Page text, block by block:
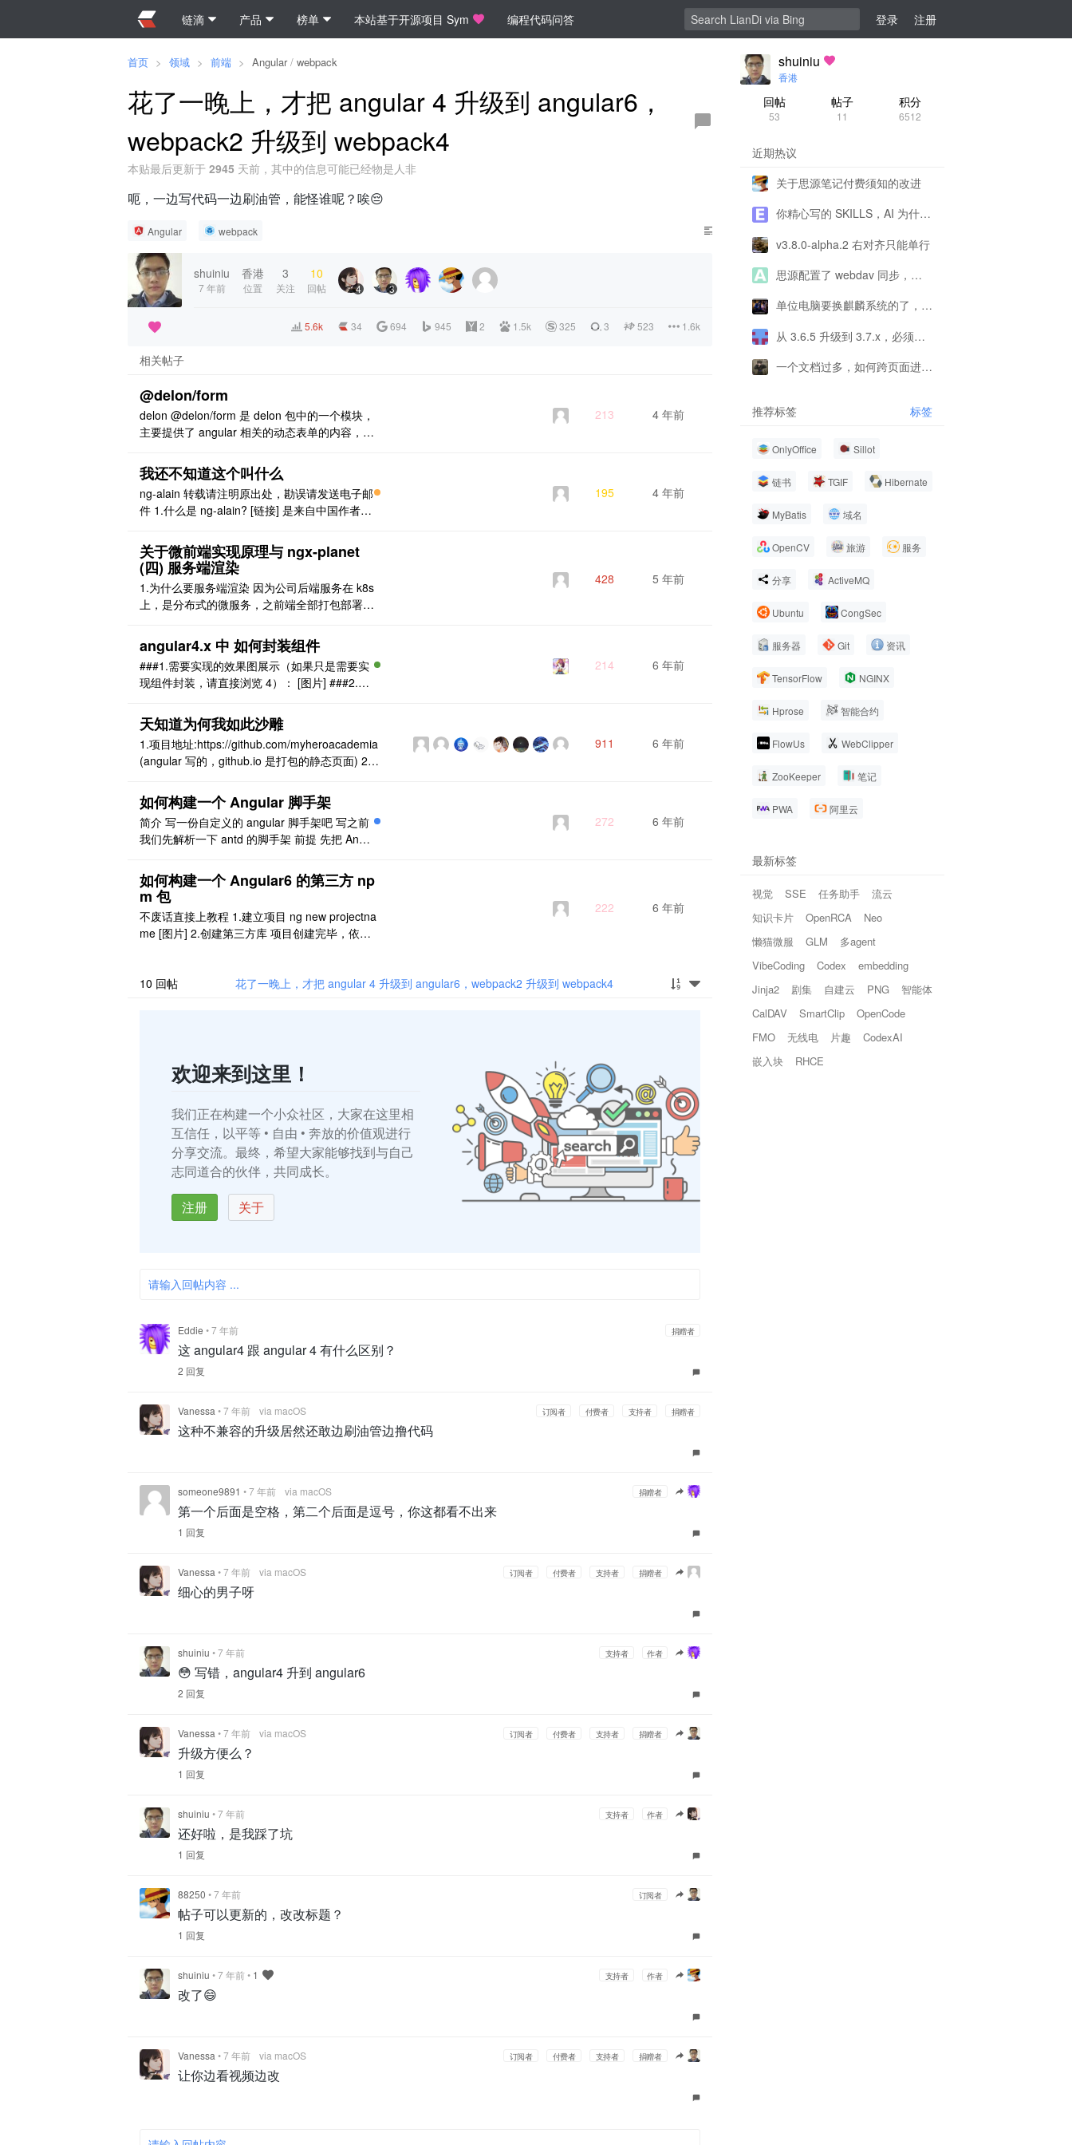
链滴 产品 榜单 本站基于开源项目 Sym 编程代码问答 登录 注册
首页 > 领域 > 前端 > Angular/ webpack
花了一晚上，才把 angular 4 升级到 angular6，
webpack2 升级到 webpack4
本贴最后更新于 2945 天前，其中的信息可能已经物是人非
呃，一边写代码一边刷油管，能怪谁呢？唉😔
Angular webpack
shuiniu
7 年前
香港
位置
3
关注
10
回帖 4 3
5.6k 34 694 945 2 1.5k 325 3 523 1.6k
相关帖子
@delon/form
delon @delon/form 是 delon 包中的一个模块，
主要提供了 angular 相关的动态表单的内容，这
FComponent 开始 1-3 定义了一个模版 唯一标识
符为 con，后面使用了 nz-form 这是 ng-zorro 封
装下的 angu ..
213 4 年前
我还不知道这个叫什么
ng-alain 转载请注明原出处，勘误请发送电子邮
件 1.什么是 ng-alain? [链接] 是来自中国作者
决方案脚手架，秉承 Ant Design 的设计价值
观，让 Angular 快速落地于企业生产实践中的
一个高集成性框架。 其中提供了非常丰富的功
能诸如 Dyna ..
195 4 年前
关于微前端实现原理与 ngx-planet
(四) 服务端渲染
1.为什么要服务端渲染 因为公司后端服务在 k8s
上，是分布式的微服务，之前端全部打包部署在
用商店的话，nginx 前端这部分无法处理，包括
灰度部署，CI 等，全部都只能做到接口级别的处
理，并不能连带静态资源文件一起处理，所以基
于分布式的前端整改迫在眉睫。 ..
428 5 年前
angular4.x 中 如何封装组件
###1.需要实现的效果图展示（如果只是需要实
现组件封装，请直接浏览 4）： [图片] ###2.组
一些其他的语言或者桌面程序等，都具有组件化
的先例。确切的说，只要有 UI 层的展示，就必
定有可以组件化的地方。简单来说，组件就是将
一段 UI 样式和其对应的功能作为独立的整体去
214 6 年前
天知道为何我如此沙雕
1.项目地址:https://github.com/myheroacademia
(angular 写的，github.io 是打包的静态页面) 2.
myheroacademia.github.io/#/herolist/myheroac
ademia 4.数 ..
911 6 年前
如何构建一个 Angular 脚手架
简介 写一份自定义的 angular 脚手架吧 写之前
我们先解析一下 antd 的脚手架 前提 先把 Angul
ction 等基础 antd 脚手架 克隆项目 git clone htt
ps://github.com/NG-ZORRO/ng-zorro-an ..
272 6 年前
如何构建一个 Angular6 的第三方 np
m 包
不废话直接上教程 1.建立项目 ng new projectna
me [图片] 2.创建第三方库 项目创建完毕，依赖
d projectname ng g library lib ..
222 6 年前
10 回帖 花了一晚上，才把 angular 4 升级到 angular6，webpack2 升级到 webpack4
欢迎来到这里！
我们正在构建一个小众社区，大家在这里相
互信任，以平等 • 自由 • 奔放的价值观进行
分享交流。最终，希望大家能够找到与自己
志同道合的伙伴，共同成长。
注册
关于
请输入回帖内容 ...
Eddie •7 年前 捐赠者
这 angular4 跟 angular 4 有什么区别？
2 回复
Vanessa•7 年前 via macOS 订阅者 付费者 支持者 捐赠者
这种不兼容的升级居然还敢边刷油管边撸代码
someone9891 •7 年前 via macOS 捐赠者
第一个后面是空格，第二个后面是逗号，你这都看不出来
1 回复
Vanessa•7 年前 via macOS 订阅者 付费者 支持者 捐赠者
细心的男子呀
shuiniu •7 年前 支持者 作者
😳 写错，angular4 升到 angular6
2 回复
Vanessa•7 年前 via macOS 订阅者 付费者 支持者 捐赠者
升级方便么？
1 回复
shuiniu •7 年前 支持者 作者
还好啦，是我踩了坑
1 回复
88250 •7 年前 订阅者
帖子可以更新的，改改标题？
1 回复
shuiniu •7 年前• 1 支持者 作者
改了😄
Vanessa•7 年前 via macOS 订阅者 付费者 支持者 捐赠者
让你边看视频边改
shuiniu
香港
回帖
53
帖子
11
积分
6512
近期热议
关于思源笔记付费须知的改进
你精心写的 SKILLS，AI 为什么不用、错用？
v3.8.0-alpha.2 右对齐只能单行
思源配置了 webdav 同步，为什么一直提示配置有问题呀？
单位电脑要换麒麟系统的了，思源还能用了吗？
从 3.6.5 升级到 3.7.x，必须所有终端，包括移动端都同步升级吗？
一个文档过多，如何跨页面进行复制
推荐标签 标签
OnlyOffice Sillot
链书 TGIF Hibernate
MyBatis 域名
OpenCV 旅游 服务
分享 ActiveMQ
Ubuntu CongSec
服务器 Git 资讯
TensorFlow NGINX
Hprose 智能合约
FlowUs WebClipper
ZooKeeper 笔记
PWA 阿里云
最新标签
视觉 SSE 任务助手
流云
知识卡片
OpenRCA
Neo
懒猫微服
GLM
多agent
VibeCoding
Codex
embedding
Jinja2
剧集 自建云 PNG
智能体
CalDAV
SmartClip
OpenCode
FMO
无线电 片趣
CodexAI
嵌入块
RHCE